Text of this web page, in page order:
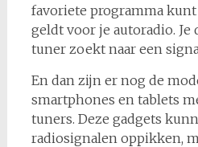
favoriete programma
geldt voor je autoradio. Je
tuner zoekt naar een
En dan zijn er nog de
smartphones en tablets
tuners. Deze gadgets
radiosignalen oppikken,